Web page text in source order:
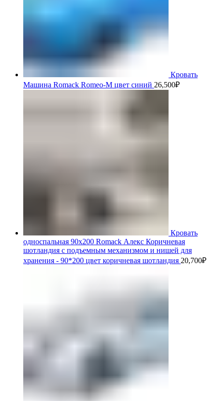
Кровать
Машина Romack Romeo-M цвет синий 26,500₽
Кровать
односпальная 90х200 Romack Алекс Коричневая
шотландия с подъемным механизмом и нишей для
хранения - 90*200 цвет коричневая шотландия 20,700₽